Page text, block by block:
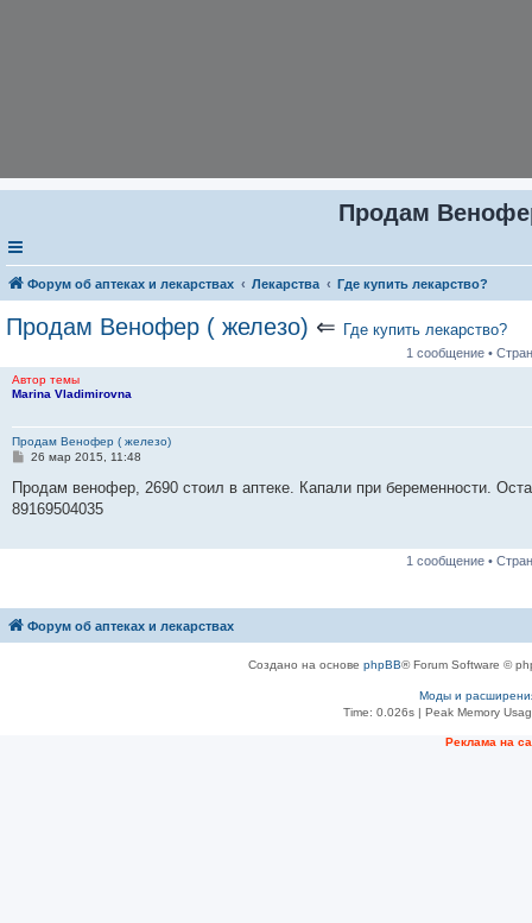
Продам
Форум об аптеках и лекарствах Лекарства Где купить лекарство?
Продам Венофер ( железо) ⇐ Где купить лекарство?
1 сообщение •
Автор темы
Marina Vladimirovna
Продам Венофер ( железо)
С
о
щ
26 мар 2015, 11:48
Продам венофер, 2690 стоил в аптеке. Капали при беременности.
89169504035
1 сообщение •
Форум об аптеках и лекарствах
Создано на основе phpBB® Forum Software ©
Моды и
Time: 0.026s| Peak Memory
Рeклама на